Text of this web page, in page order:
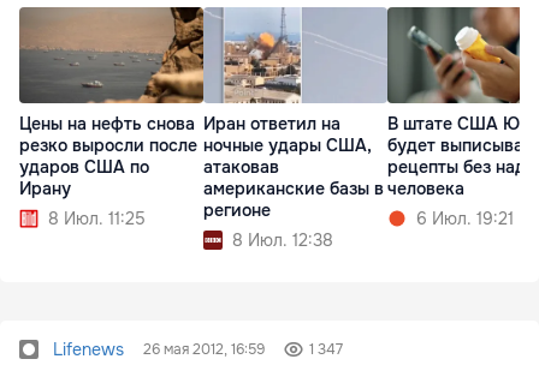
Цены на нефть снова
резко выросли после
ударов США по
Ирану
8 Июл. 11:25
Иран ответил на
ночные удары США,
атаковав
американские базы в
регионе
8 Июл. 12:38
В штате США
будет
рецепты без
человека
6 Июл. 19:21
Lifenews 26 мая 2012, 16:59 1 347